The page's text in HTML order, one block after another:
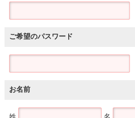
ご希望のパスワード
お名前
姓 名